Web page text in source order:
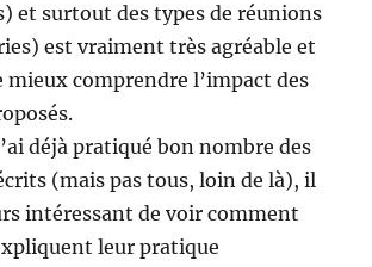
et surtout des types de réunions
est vraiment très agréable et
mieux comprendre l’impact des
déjà pratiqué bon nombre des
(mais pas tous, loin de là), il
intéressant de voir comment
leur pratique